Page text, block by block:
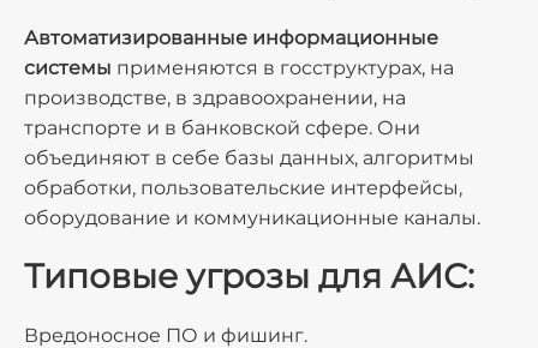
Автоматизированные информационные
системы применяются в госструктурах, на
производстве, в здравоохранении, на
транспорте и в банковской сфере. Они
объединяют в себе базы данных, алгоритмы
обработки, пользовательские интерфейсы,
оборудование и коммуникационные каналы.
Типовые угрозы для АИС:
Вредоносное ПО и фишинг.